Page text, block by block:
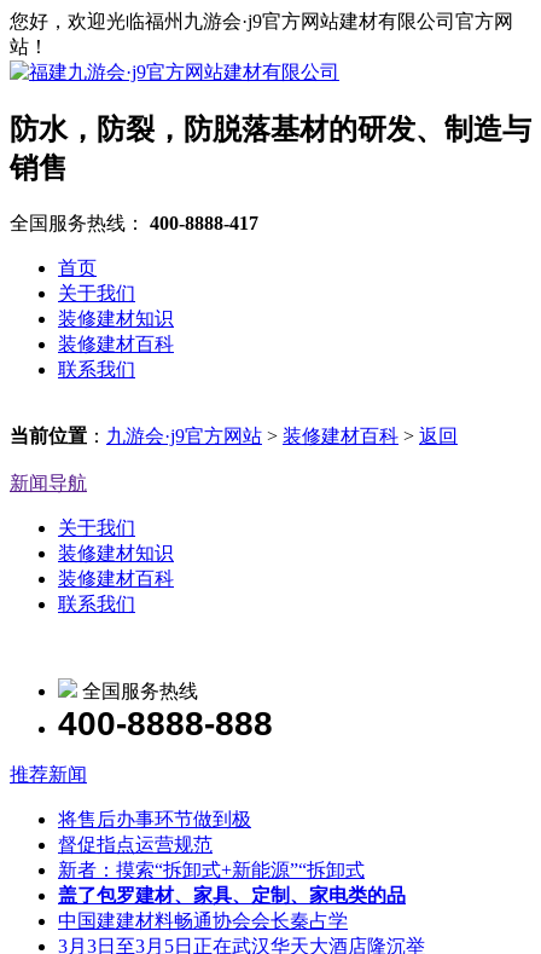
您好，欢迎光临福州九游会·j9官方网站建材有限公司官方网
站！
防水，防裂，防脱落基材的研发、制造与
销售
全国服务热线： 400-8888-417
首页
关于我们
装修建材知识
装修建材百科
联系我们
当前位置 ： 九游会·j9官方网站 > 装修建材百科 > 返回
新闻导航
关于我们
装修建材知识
装修建材百科
联系我们
全国服务热线
400-8888-888
推荐新闻
将售后办事环节做到极
督促指点运营规范
新者：摸索“拆卸式+新能源”“拆卸式
盖了包罗建材、家具、定制、家电类的品
中国建建材料畅通协会会长秦占学
3月3日至3月5日正在武汉华天大酒店隆沉举